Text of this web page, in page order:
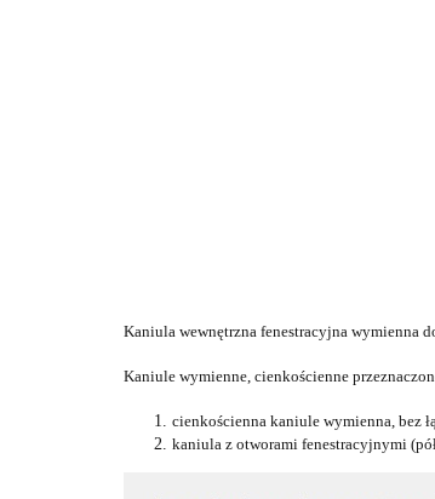
Kaniula wewnętrzna fenestracyjna wymienna
Kaniule wymienne, cienkościenne
cienkościenna kaniule wymienna, bez
kaniula z otworami fenestracyjnymi